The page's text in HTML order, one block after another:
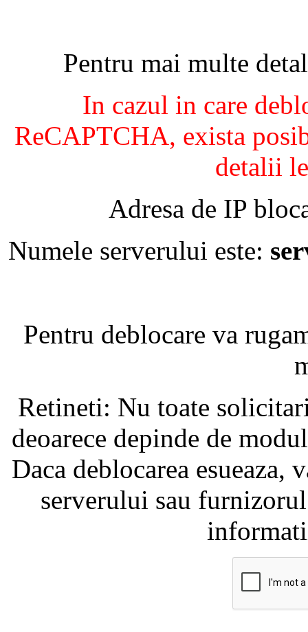
Pentru mai multe
In cazul in care
ReCAPTCHA, exista
detalii
Adresa de IP
Numele serverului este:
Pentru deblocare va
Retineti: Nu toate
deoarece depinde de
Daca deblocarea
serverului sau